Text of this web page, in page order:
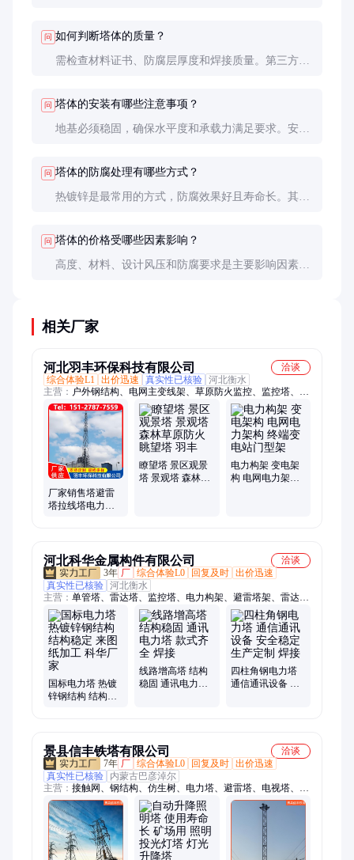
问 如何判断塔体的质量？
需检查材料证书、防腐层厚度和焊接质量。第三方检
问 塔体的安装有哪些注意事项？
地基必须稳固，确保水平度和承载力满足要求。安装
问 塔体的防腐处理有哪些方式？
热镀锌是最常用的方式，防腐效果好且寿命长。其他
问 塔体的价格受哪些因素影响？
高度、材料、设计风压和防腐要求是主要影响因素。
相关厂家
河北羽丰环保科技有限公司
洽谈
综合体验L1 出价迅速 真实性已核验 河北衡水
主营： 户外钢结构、电网主变线架、草原防火监控、监控塔、防
火塔、瞭望塔、电力塔、电力架构、烟筒塔架、角钢监测塔、防
火监测塔、训练拓展塔、消防训练塔、化工排气塔架、通讯塔钢
结构、压站电力构架、角钢电力铁塔、广播通讯铁塔、四柱三管
烟囱塔、三柱圆钢防雷塔、钢管圆钢避雷塔、火炬塔防护支架、
人字架变电构架
厂家销售塔避雷
塔拉线塔电力电
瞭望塔 景区观景
塔 景观塔 森林草
电力构架 变电架
构 电网电力架构
河北科华金属构件有限公司
洽谈
3年 厂 综合体验L0 回复及时 出价迅速
真实性已核验 河北衡水
主营： 单管塔、雷达塔、监控塔、电力构架、避雷塔架、雷达铁
塔、角钢监测塔、钢管电力塔、通讯钢管塔、监控训练塔、景观
监视塔、雷达信号塔、雷达气象塔、止晃烟囱塔架、排气烟筒塔
架、烟囱防护塔架、电网电力架构、高压线架铁塔、输电线路架
线塔、水文瞭望监测塔、钢结构避雷针
国标电力塔 热镀
锌钢结构 结构稳
线路增高塔 结构
稳固 通讯电力塔
四柱角钢电力塔
通信通讯设备 安
景县信丰铁塔有限公司
洽谈
7年 厂 综合体验L0 回复及时 出价迅速
真实性已核验
内蒙古巴彦淖尔
主营： 接触网、钢结构、仿生树、电力塔、避雷塔、电视塔、测
风塔、仿生塔、微波塔、装饰塔、观光塔、防雷塔、监控塔、广
播塔、屋顶塔、独管塔、发射塔、单管塔、训练塔、路灯杆、避
雷针、增高架、输电线、高杆灯、铁路站